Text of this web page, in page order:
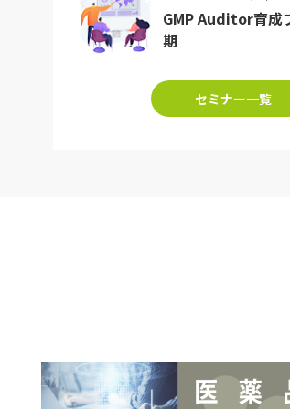
GMP Auditor育成
期
セミナー一覧